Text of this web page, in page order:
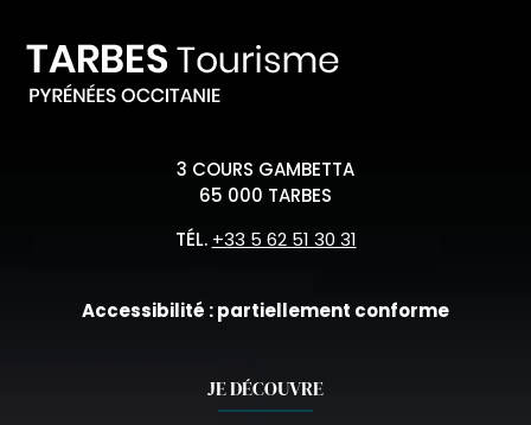
3 COURS GAMBETTA
65 000 TARBES
TÉL. +33 5 62 51 30 31
Accessibilité : partiellement conforme
JE DÉCOUVRE